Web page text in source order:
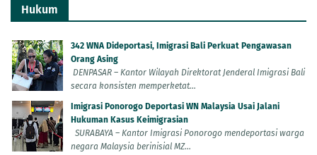
Hukum
342 WNA Dideportasi, Imigrasi Bali Perkuat Pengawasan
Orang Asing
DENPASAR – Kantor Wilayah Direktorat Jenderal Imigrasi Bali
secara konsisten memperketat...
Imigrasi Ponorogo Deportasi WN Malaysia Usai Jalani
Hukuman Kasus Keimigrasian
SURABAYA – Kantor Imigrasi Ponorogo mendeportasi warga
negara Malaysia berinisial MZ...